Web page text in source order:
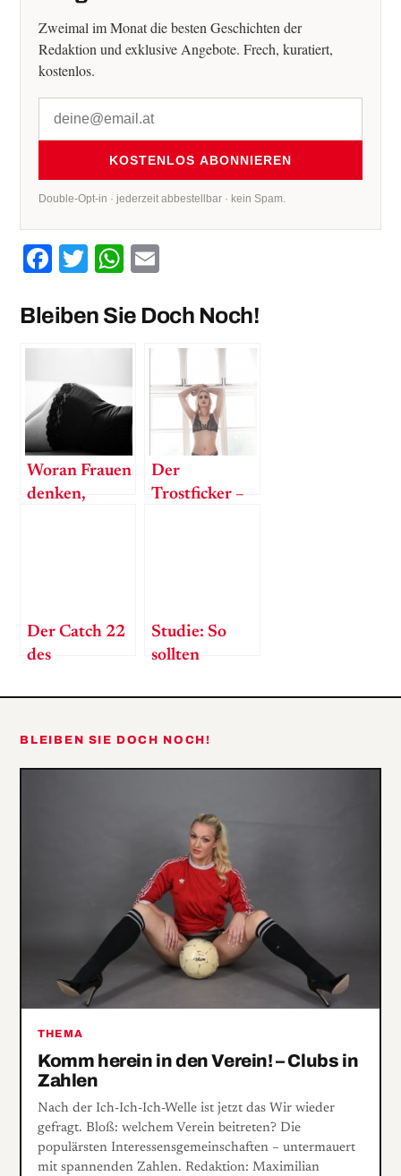
Zweimal im Monat die besten Geschichten der
Redaktion und exklusive Angebote. Frech, kuratiert,
kostenlos.
KOSTENLOS ABONNIEREN
Double-Opt-in · jederzeit abbestellbar · kein Spam.
Facebook
TwitterWhatsApp
Bleiben Sie Doch Noch!
Woran Frauen
denken,
Der
Trostficker –
Der Catch 22
des
Studie: So
sollten
BLEIBEN SIE DOCH NOCH!
THEMA
Komm herein in den Verein! – Clubs in
Zahlen
Nach der Ich-Ich-Ich-Welle ist jetzt das Wir wieder
gefragt. Bloß: welchem Verein beitreten? Die
populärsten Interessensgemeinschaften – untermauert
mit spannenden Zahlen. Redaktion: Maximilian